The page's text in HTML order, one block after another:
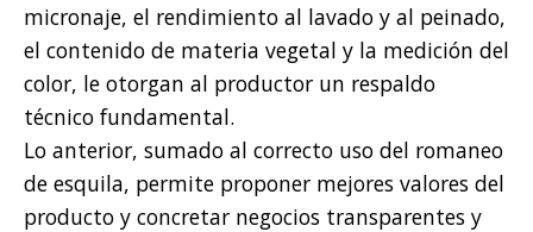
micronaje, el rendimiento al lavado y al peinado,
el contenido de materia vegetal y la medición del
color, le otorgan al productor un respaldo
técnico fundamental.
Lo anterior, sumado al correcto uso del romaneo
de esquila, permite proponer mejores valores del
producto y concretar negocios transparentes y